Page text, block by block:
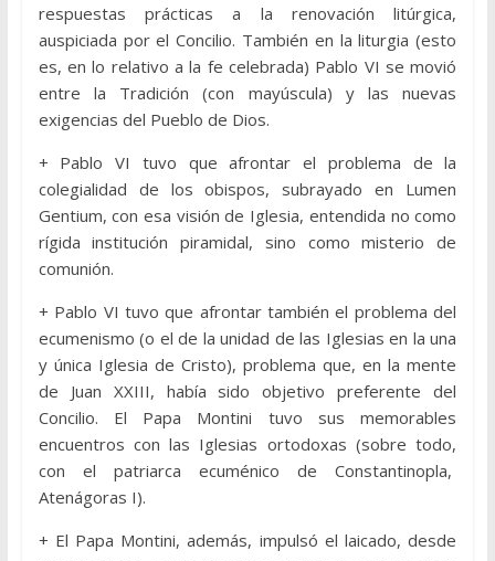
respuestas prácticas a la renovación litúrgica,
auspiciada por el Concilio. También en la liturgia (esto
es, en lo relativo a la fe celebrada) Pablo VI se movió
entre la Tradición (con mayúscula) y las nuevas
exigencias del Pueblo de Dios.
+ Pablo VI tuvo que afrontar el problema de la
colegialidad de los obispos, subrayado en Lumen
Gentium, con esa visión de Iglesia, entendida no como
rígida institución piramidal, sino como misterio de
comunión.
+ Pablo VI tuvo que afrontar también el problema del
ecumenismo (o el de la unidad de las Iglesias en la una
y única Iglesia de Cristo), problema que, en la mente
de Juan XXIII, había sido objetivo preferente del
Concilio. El Papa Montini tuvo sus memorables
encuentros con las Iglesias ortodoxas (sobre todo,
con el patriarca ecuménico de Constantinopla,
Atenágoras I).
+ El Papa Montini, además, impulsó el laicado, desde